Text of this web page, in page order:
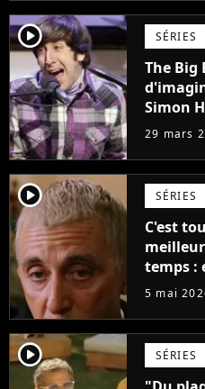
player2 SÉRIES
The Big
Simon
voulait
29 mars
player2 SÉRIES
C'est
temps :
5 mai
player2 SÉRIES